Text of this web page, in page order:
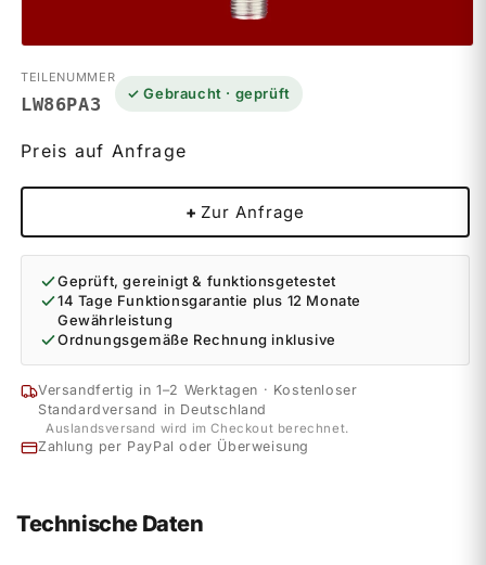
1
in
Modal
TEILENUMMER
LW86PA3 ✓ Gebraucht · geprüft
Preis auf Anfrage
+ Zur Anfrage
Geprüft, gereinigt & funktionsgetestet
14 Tage Funktionsgarantie plus 12 Monate
Gewährleistung
Ordnungsgemäße Rechnung inklusive
Versandfertig in 1–2 Werktagen · Kostenloser
Standardversand in Deutschland
Auslandsversand wird im Checkout berechnet.
Zahlung per PayPal oder Überweisung
Technische Daten